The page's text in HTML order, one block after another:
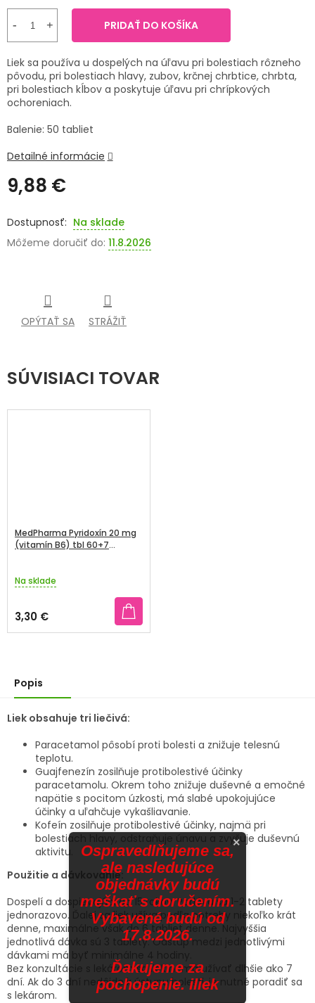
ZDRAVOTNÍCKE
PRÍRODNÉ
LIEKY
VETERINA
9,88 €
cena:
Na sklade
Môžeme doručiť do: 11.8.2026
PRIDAŤ DO KOŠÍKA
Liek sa používa u dospelých na úľavu pri bolestiach rôzneho
pôvodu, pri bolestiach hlavy, zubov, krčnej chrbtice, chrbta,
pri bolestiach kĺbov a poskytuje úľavu pri chrípkových
ochoreniach.
Balenie: 50 tabliet
Detailné informácie
OPÝTAŤ SA STRÁŽIŤ
SÚVISIACI TOVAR
MedPharma Pyridoxín 20 mg
(vitamín B6) tbl 60+7
Na sklade
3,30 €
Popis
Liek obsahuje tri liečivá:
Paracetamol pôsobí proti bolesti a znižuje telesnú
teplotu.
Guajfenezín zosilňuje protibolestivé účinky
paracetamolu. Okrem toho znižuje duševné a emočné
napätie s pocitom úzkosti, má slabé upokojujúce
účinky a uľahčuje vykašliavanie.
Kofeín zosilňuje protibolestivé účinky, najmä pri
bolestiach hlavy, odstraňuje únavu a zvyšuje duševnú
aktivitu.
Použitie a dávkovanie:
Dospelí a dospievajúci od 15 rokov: Podáva sa 1-2 tablety
jednorazovo. Ďalej sa liek užíva podľa potreby niekoľko krát
denne, maximálne však do 6 tabliet denne. Najvyššia
jednotlivá dávka sú 3 tablety. Odstup medzi jednotlivými
dávkami má byť minimálne 4 hodiny.
Bez konzultácie s lekárom sa liek nemá užívať dlhšie ako 7
dní. Ak do 3 dní nedôjde k ústupu bolesti, je nutné poradiť sa
s lekárom.
×
Ospravedlňujeme sa,
ale nasledujúce
objednávky budú
meškať s doručením.
Vybavené budú od
17.8.2026.
Ďakujeme za
pochopenie. iliek